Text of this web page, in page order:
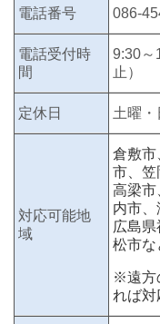
電話番号 086-
電話受付時
間
9:30～
止）
定休日 土曜・
対応可能地
域
倉敷市
市、笠
高梁市
内市、
広島
松市な
※遠方
れば対